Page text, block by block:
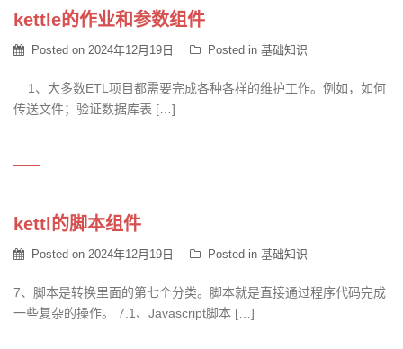
kettle的作业和参数组件
Posted on 2024年12月19日 Posted in 基础知识
1、大多数ETL项目都需要完成各种各样的维护工作。例如，如何
传送文件；验证数据库表 […]
kettl的脚本组件
Posted on 2024年12月19日 Posted in 基础知识
7、脚本是转换里面的第七个分类。脚本就是直接通过程序代码完成
一些复杂的操作。 7.1、Javascript脚本 […]